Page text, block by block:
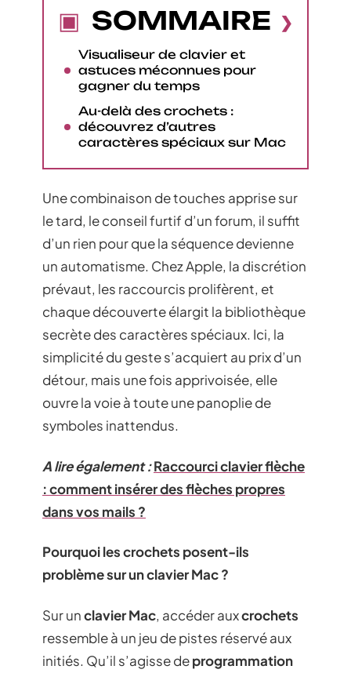
SOMMAIRE
Visualiseur de clavier et
astuces méconnues pour
gagner du temps
Au-delà des crochets :
découvrez d’autres
caractères spéciaux sur Mac
Une combinaison de touches apprise sur
le tard, le conseil furtif d’un forum, il suffit
d’un rien pour que la séquence devienne
un automatisme. Chez Apple, la discrétion
prévaut, les raccourcis prolifèrent, et
chaque découverte élargit la bibliothèque
secrète des caractères spéciaux. Ici, la
simplicité du geste s’acquiert au prix d’un
détour, mais une fois apprivoisée, elle
ouvre la voie à toute une panoplie de
symboles inattendus.
A lire également :Raccourci clavier flèche
: comment insérer des flèches propres
dans vos mails ?
Pourquoi les crochets posent-ils
problème sur un clavier Mac ?
Sur unclavier Mac, accéder auxcrochets
ressemble à un jeu de pistes réservé aux
initiés. Qu’il s’agisse deprogrammation